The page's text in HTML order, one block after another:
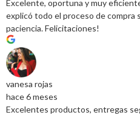
Excelente, oportuna y muy
explicó todo el proceso de compra
paciencia. Felicitaciones!
vanesa rojas
hace 6 meses
Excelentes productos, entregas